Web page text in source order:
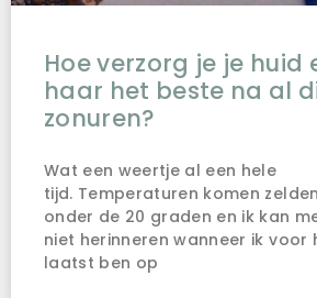
Hoe verzorg je je huid
haar het beste na al
zonuren?
Wat een weertje al een hele
tijd. Temperaturen komen zelden
onder de 20 graden en ik kan
niet herinneren wanneer ik voor
laatst ben op